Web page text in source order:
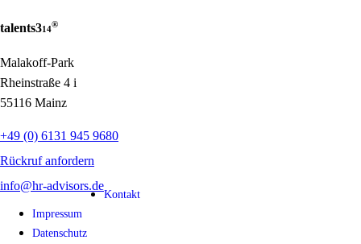
talents314
®
Malakoff-Park
Rheinstraße 4 i
55116 Mainz
+49 (0) 6131 945 9680
Rückruf anfordern
info@hr-advisors.de
Kontakt
Impressum
Datenschutz